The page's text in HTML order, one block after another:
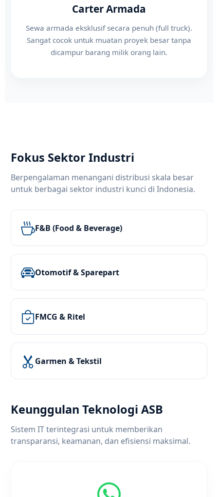
Carter Armada
Sewa armada eksklusif secara penuh (full truck).
Sangat cocok untuk muatan proyek besar tanpa
dicampur barang milik orang lain.
Fokus Sektor Industri
Berpengalaman menangani distribusi skala besar
untuk berbagai sektor industri kunci di Indonesia.
F&B (Food & Beverage)
Otomotif & Sparepart
FMCG & Ritel
Garmen & Tekstil
Keunggulan Teknologi ASB
Sistem IT terintegrasi untuk memberikan
transparansi, keamanan, dan efisiensi maksimal.